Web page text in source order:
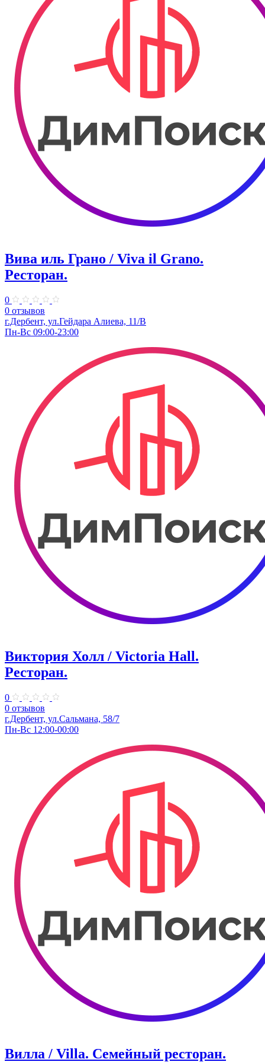
Вива иль Грано / Viva il Grano.
Ресторан.
0
0 отзывов
г.Дербент, ул.Гейдара Алиева, 11/В
Пн-Вс 09:00-23:00
Виктория Холл / Victoria Hall.
Ресторан.
0
0 отзывов
г.Дербент, ул.Сальмана, 58/7
Пн-Вс 12:00-00:00
Вилла / Villa. Семейный ресторан.